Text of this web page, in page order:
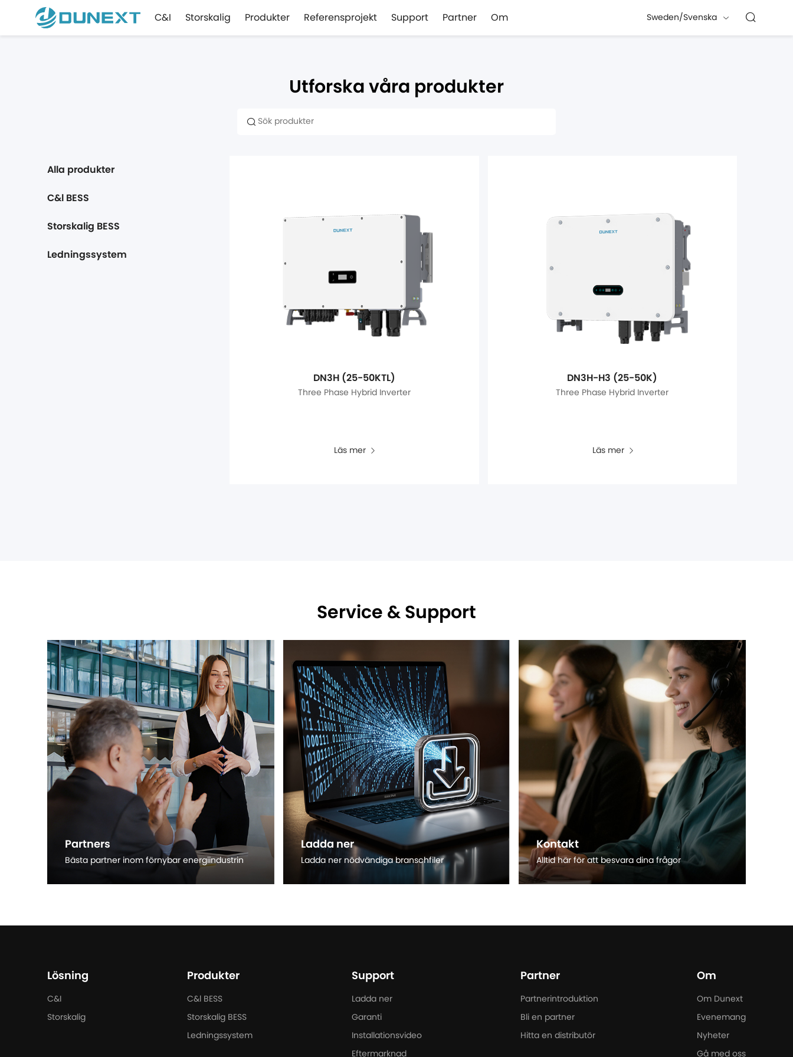
C&I Storskalig Produkter Referensprojekt Support Partner Om Sweden/Svenska
Utforska våra produkter
Alla produkter
C&l BESS
Storskalig BESS
Ledningssystem
DN3H (25-50KTL)
Three Phase Hybrid Inverter
Läs mer
DN3H-H3 (25-50K)
Three Phase Hybrid Inverter
Läs mer
Service & Support
Partners
Bästa partner inom förnybar energiindustrin
Ladda ner
Ladda ner nödvändiga branschfiler
Kontakt
Alltid här för att besvara dina frågor
Läs mer
Lösning
C&I
Storskalig
Produkter
C&l BESS
Storskalig BESS
Ledningssystem
Support
Ladda ner
Garanti
Installationsvideo
Eftermarknad
Partner
Partnerintroduktion
Bli en partner
Hitta en distributör
Om
Om Dunext
Evenemang
Nyheter
Gå med oss